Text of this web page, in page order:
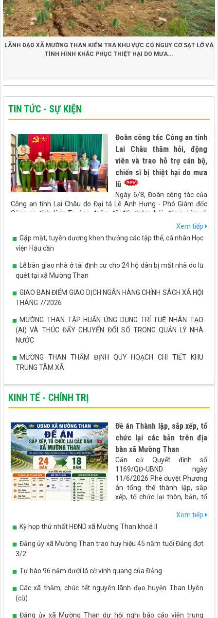
LÃNH ĐẠO XÃ MƯỜNG THAN KIỂM TRA KHU VỰC CÓ NGUY CƠ SẠT LỞ VÀ
TÌNH HÌNH KHẮC PHỤC THIỆT HẠI DO MƯA...
TIN TỨC - SỰ KIỆN
Đoàn công tác Công an tỉnh
Lai Châu thăm hỏi, động
viên và trao hỗ trợ cán bộ,
chiến sĩ bị thiệt hại do mưa
lũ
Ngày 6/8, Đoàn công tác của
Công an tỉnh Lai Châu do Đại tá Lê Anh Hưng - Phó Giám đốc
Công an tỉnh làm Trưởng đoàn đã đến thăm hỏi, động viên và
trao kinh phí hỗ trợ cho các cán bộ, chiến sĩ Công an bị thiệt hại
Xem tiếp
Gặp mặt, tuyên dương khen thưởng các tập thể, cá nhân Học
viện Hậu cần
Lễ bàn giao nhà ở tái định cư cho 24 hộ dân bị mất nhà do lũ
quét tại xã Mường Than
GIAO BAN ĐIỂM GIAO DỊCH NGÂN HÀNG CHÍNH SÁCH XÃ HỘI
THÁNG 7/2026
MƯỜNG THAN TẬP HUẤN ỨNG DỤNG TRÍ TUỆ NHÂN TẠO
(AI) VÀ THÚC ĐẨY CHUYỂN ĐỔI SỐ TRONG QUẢN LÝ NHÀ
NƯỚC
MƯỜNG THAN THẨM ĐỊNH QUY HOẠCH CHI TIẾT KHU
TRUNG TÂM XÃ
Xã Mường Than triển khai mô hình ứng dụng máy cấy trong
thâm canh lúa thuần VAAS16
KINH TẾ - CHÍNH TRỊ
Đề án Thành lập, sắp xếp, tổ
chức lại các bản trên địa
bàn xã Mường Than
Căn cứ Quyết định số
1169/QĐ-UBND ngày
11/6/2026 Phê duyệt Phương
án tổng thể thành lập, sắp
xếp, tổ chức lại thôn, bản, tổ
Châu. UBND xã Mường Than
xây dựng đề án Sáp nhập bản
như sau:
Xem tiếp
Kỳ họp thứ nhất HĐND xã Mường Than khoá II
Đảng ủy xã Mường Than trao huy hiệu 45 năm tuổi Đảng đợt
3/2
Tự hào 96 năm dưới lá cờ vinh quang của Đảng
Các xã thăm, chúc tết nguyên lãnh đạo huyện Than Uyên
(cũ)
Đảng ủy xã Mường Than dự hội nghị báo cáo viên trung